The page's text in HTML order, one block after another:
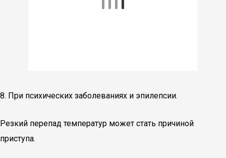
8. При психических заболеваниях и эпилепсии.
Резкий перепад температур может стать причиной
приступа.